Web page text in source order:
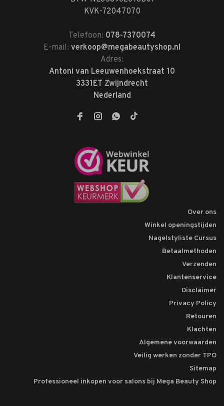
KVK-72047070
Telefoon: 078-7370074
E-mail: verkoop@megabeautyshop.nl
Adres:
Antoni van Leeuwenhoekstraat 10
3331ET Zwijndrecht
Nederland
Over ons
Winkel openingstijden
Nagelstyliste Cursus
Betaalmethoden
Verzenden
Klantenservice
Disclaimer
Privacy Policy
Retouren
Klachten
Algemene voorwaarden
Veilig werken zonder TPO
Sitemap
Professioneel inkopen voor salons bij Mega Beauty Shop